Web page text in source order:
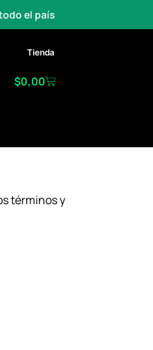
Tienda
$0,00
términos y